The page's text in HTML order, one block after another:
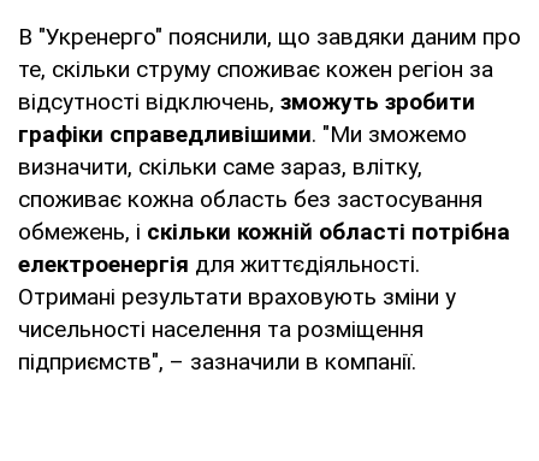
В "Укренерго" пояснили, що завдяки даним про
те, скільки струму споживає кожен регіон за
відсутності відключень, зможуть зробити
графіки справедливішими. "Ми зможемо
визначити, скільки саме зараз, влітку,
споживає кожна область без застосування
обмежень, і скільки кожній області потрібна
електроенергія для життєдіяльності.
Отримані результати враховують зміни у
чисельності населення та розміщення
підприємств", – зазначили в компанії.